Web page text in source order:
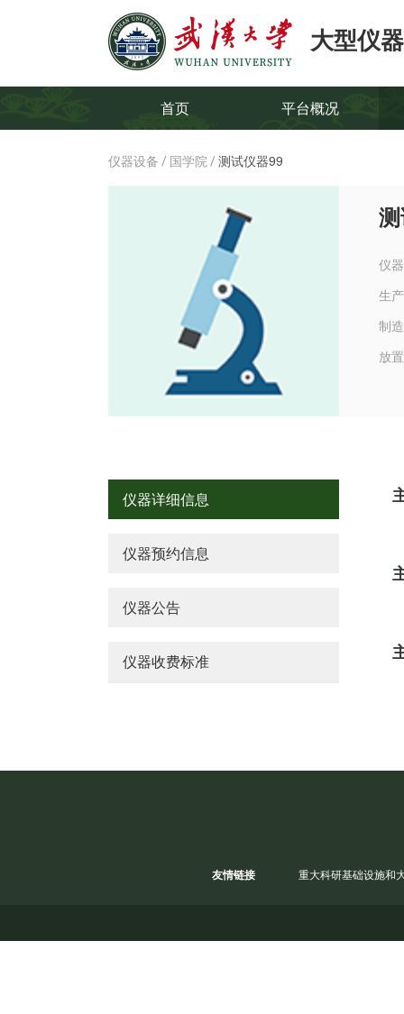
大型仪
首页 平台概况
仪器设备 / 国学院 / 测试仪器99
仪
生
制
放
仪器详细信息
仪器预约信息
仪器公告
仪器收费标准
友情链接 重大科研基础设施和